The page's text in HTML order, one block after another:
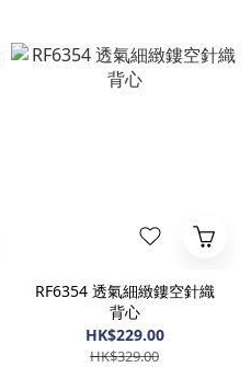
RF6354 透氣細緻鏤空針織
背心
HK$229.00
HK$329.00